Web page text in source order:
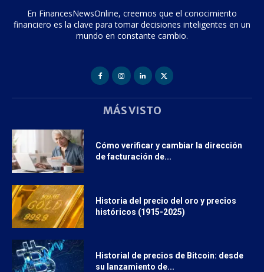
En FinancesNewsOnline, creemos que el conocimiento
financiero es la clave para tomar decisiones inteligentes en un
mundo en constante cambio.
MÁS VISTO
Cómo verificar y cambiar la dirección
de facturación de...
Historia del precio del oro y precios
históricos (1915-2025)
Historial de precios de Bitcoin: desde
su lanzamiento de...